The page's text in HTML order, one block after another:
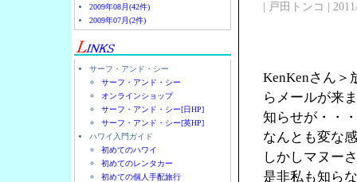
2009年08月(42件)
2009年07月(2件)
サーフ・アンド・シー
サーフ・アンド・シー
オンラインショップ
サーフ・アンド・シー[日HP]
サーフ・アンド・シー[英HP]
ハワイ入門ガイド
初めてのハワイ
初めてのレンタカー
初めての個人手配旅行
| 戸田トンコ |
KenKenさん＞
らメールが来
知らせが・・・
なんとも変な
しかしマヌー
是非私も知ら